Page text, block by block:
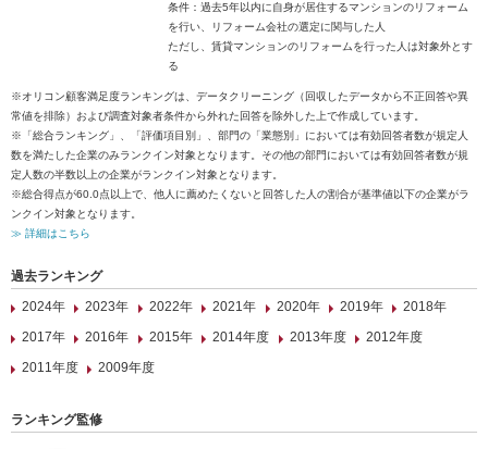
条件：過去5年以内に自身が居住するマンションのリフォーム
を行い、リフォーム会社の選定に関与した人
ただし、賃貸マンションのリフォームを行った人は対象外とす
る
※オリコン顧客満足度ランキングは、データクリーニング（回収したデータから不正回答や異
常値を排除）および調査対象者条件から外れた回答を除外した上で作成しています。
※「総合ランキング」、「評価項目別」、部門の「業態別」においては有効回答者数が規定人
数を満たした企業のみランクイン対象となります。その他の部門においては有効回答者数が規
定人数の半数以上の企業がランクイン対象となります。
※総合得点が60.0点以上で、他人に薦めたくないと回答した人の割合が基準値以下の企業がラ
ンクイン対象となります。
≫ 詳細はこちら
過去ランキング
2024年
2023年 2022年 2021年 2020年 2019年
2018年
2017年
2016年 2015年 2014年度 2013年度
2012年度
2011年度
2009年度
ランキング監修